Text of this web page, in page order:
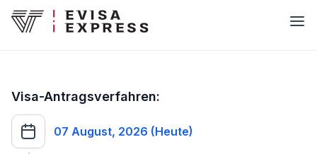
Visa-Antragsverfahren:
07 August, 2026 (Heute)